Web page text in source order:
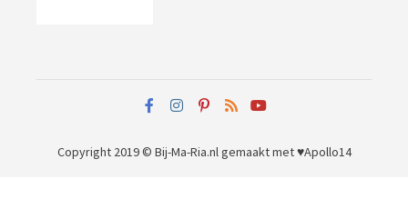
Copyright 2019 © Bij-Ma-Ria.nlgemaakt met ♥Apollo14